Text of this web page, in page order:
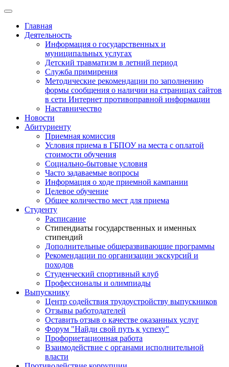
Главная
Деятельность
Информация о государственных и
муниципальных услугах
Детский травматизм в летний период
Служба примирения
Методические рекомендации по заполнению
формы сообщения о наличии на страницах сайтов
в сети Интернет противоправной информации
Наставничество
Новости
Абитуриенту
Приемная комиссия
Условия приема в ГБПОУ на места с оплатой
стоимости обучения
Социально-бытовые условия
Часто задаваемые вопросы
Информация о ходе приемной кампании
Целевое обучение
Общее количество мест для приема
Студенту
Расписание
Стипендиаты государственных и именных
стипендий
Дополнительные общеразвивающие программы
Рекомендации по организации экскурсий и
походов
Студенческий спортивный клуб
Профессионалы и олимпиады
Выпускнику
Центр содействия трудоустройству выпускников
Отзывы работодателей
Оставить отзыв о качестве оказанных услуг
Форум "Найди свой путь к успеху"
Профориетационная работа
Взаимодействие с органами исполнительной
власти